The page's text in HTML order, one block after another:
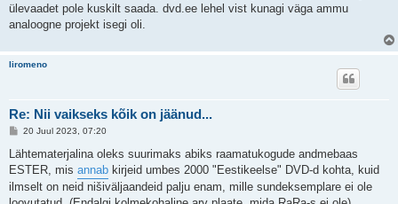
ülevaadet pole kuskilt saada. dvd.ee lehel vist kunagi väga ammu
analoogne projekt isegi oli.
liromeno
Re: Nii vaikseks kõik on jäänud...
P
s
i
t
u
20 Juul 2023, 07:20
Lähtematerjalina oleks suurimaks abiks raamatukogude andmebaas
ESTER, mis annab kirjeid umbes 2000 "Eestikeelse" DVD-d kohta, kuid
ilmselt on neid nišiväljaandeid palju enam, mille sundeksemplare ei ole